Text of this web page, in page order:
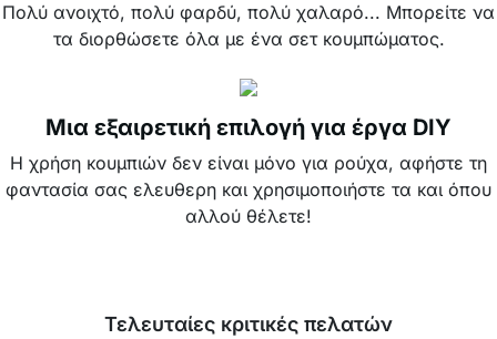
Πολύ ανοιχτό, πολύ φαρδύ, πολύ χαλαρό... Μπορείτε να
τα διορθώσετε όλα με ένα σετ κουμπώματος.
Μια εξαιρετική επιλογή για έργα DIY
Η χρήση κουμπιών δεν είναι μόνο για ρούχα, αφήστε τη
φαντασία σας ελευθερη και χρησιμοποιήστε τα και όπου
αλλού θέλετε!
Τελευταίες κριτικές πελατών